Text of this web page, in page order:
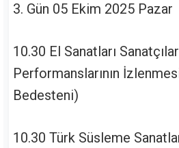
3. Gün 05 Ekim 2025 Pazar
10.30 El Sanatları
Performanslarının
Bedesteni)
10.30 Türk Süsleme